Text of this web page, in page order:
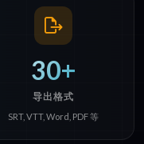
30+
导出格式
SRT, VTT, Word, PDF 等